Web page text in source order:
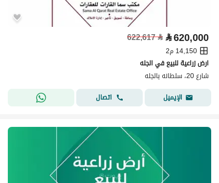
⃁620,000
⃁
622,617
14,150 م2
ارض زراعية للبيع في الجله
شارع 20، سلطانه بالجله
الإيميل
اتصال